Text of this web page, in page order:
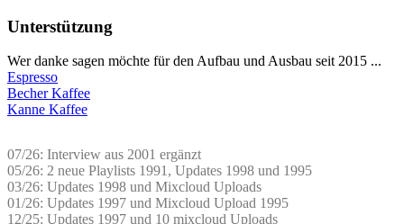
Unterstützung
Wer danke sagen möchte für den Aufbau und Ausbau seit 2015 ...
Espresso
Becher Kaffee
Kanne Kaffee
07/26: Interview aus 2001 ergänzt
05/26: 2 neue Playlists 1991, Updates 1998 und 1995
03/26: Updates 1998 und Mixcloud Uploads
01/26: Updates 1997 und Mixcloud Upload 1995
12/25: Updates 1997 und 10 mixcloud Uploads